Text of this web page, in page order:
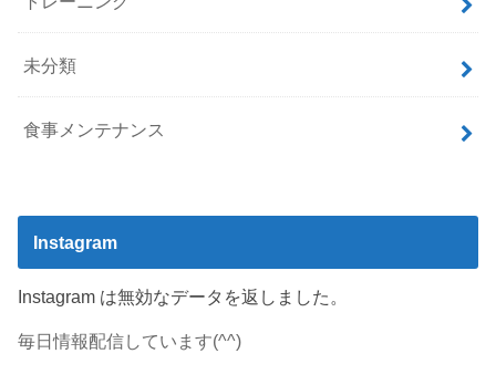
未分類
食事メンテナンス
Instagram
Instagram は無効なデータを返しました。
毎日情報配信しています(^^)